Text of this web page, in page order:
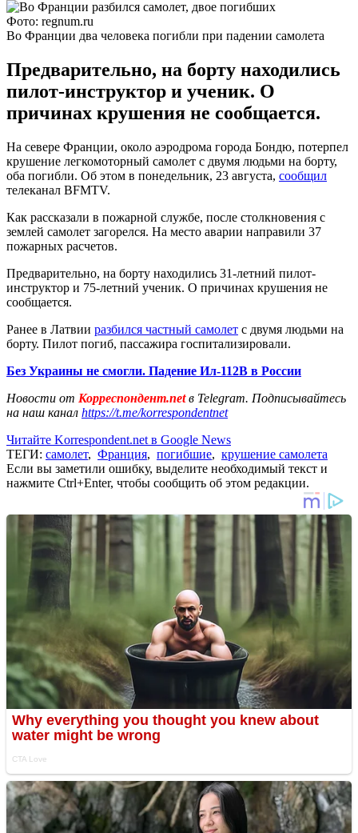
Фото: regnum.ru
Во Франции два человека погибли при падении самолета
Предварительно, на борту находились
пилот-инструктор и ученик. О
причинах крушения не сообщается.
На севере Франции, около аэродрома города Бондю, потерпел
крушение легкомоторный самолет с двумя людьми на борту,
оба погибли. Об этом в понедельник, 23 августа, сообщил
телеканал BFMTV.
Как рассказали в пожарной службе, после столкновения с
землей самолет загорелся. На место аварии направили 37
пожарных расчетов.
Предварительно, на борту находились 31-летний пилот-
инструктор и 75-летний ученик. О причинах крушения не
сообщается.
Ранее в Латвии разбился частный самолет с двумя людьми на
борту. Пилот погиб, пассажира госпитализировали.
Без Украины не смогли. Падение Ил-112В в России
Новости от Корреспондент.netв Telegram. Подписывайтесь
на наш канал https://t.me/korrespondentnet
Читайте Korrespondent.net в Google News
ТЕГИ: самолет, Франция, погибшие, крушение самолета
Если вы заметили ошибку, выделите необходимый текст и
нажмите Ctrl+Enter, чтобы сообщить об этом редакции.